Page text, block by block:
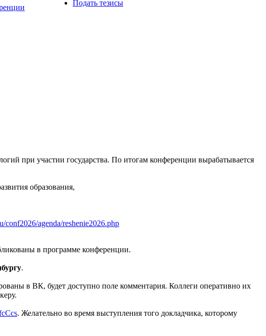
Подать тезисы
при участии государства. По итогам конференции вырабатывается
образования,
conf2026/agenda/reshenie2026.php
в программе конференции.
.
в ВК, будет доступно поле комментария. Коллеги оперативно их
. Желательно во время выступления того докладчика, которому